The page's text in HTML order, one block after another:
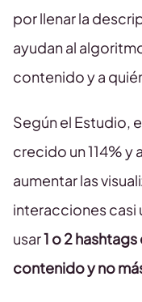
por llenar la
ayudan al
contenido y a
Según el Estudio,
crecido un 114% y
aumentar las
interacciones casi
usar1 o 2
contenido y no